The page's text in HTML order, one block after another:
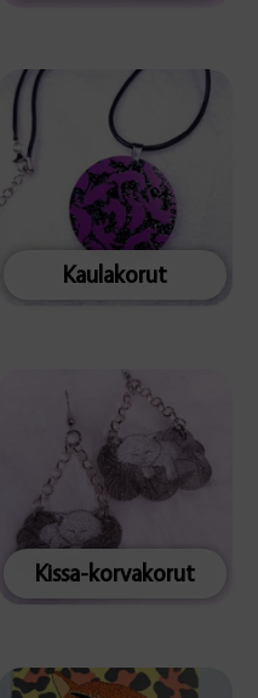
Kaulakorut
Kissa-korvakorut